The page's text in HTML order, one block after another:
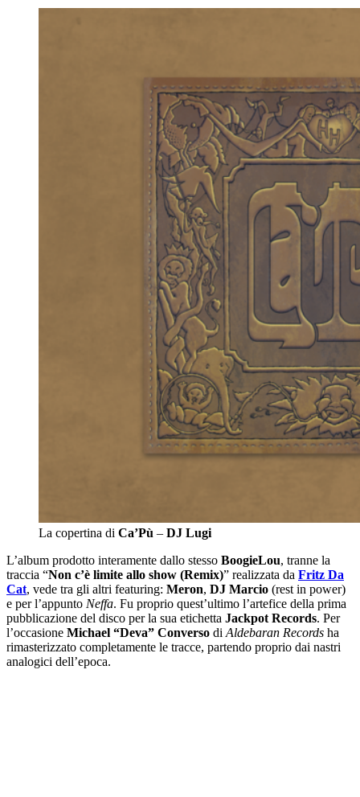
La copertina di Ca’Pù – DJ Lugi
L’album prodotto interamente dallo stesso BoogieLou, tranne la
traccia “Non c’è limite allo show (Remix)” realizzata da Fritz Da
Cat, vede tra gli altri featuring: Meron, DJ Marcio (rest in power)
e per l’appunto Neffa. Fu proprio quest’ultimo l’artefice della prima
pubblicazione del disco per la sua etichetta Jackpot Records. Per
l’occasione Michael “Deva” Converso di Aldebaran Records ha
rimasterizzato completamente le tracce, partendo proprio dai nastri
analogici dell’epoca.